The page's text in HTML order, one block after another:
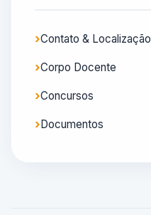
Contato & Localização
Corpo Docente
Concursos
Documentos